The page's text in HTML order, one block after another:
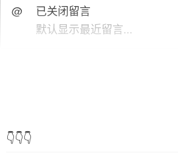
@
已关闭留言
默认显示最近留言...
哎呦，这人生啊，就像是个大游戏
道跟我斗嘴，也不看看谁才是家中
👇👇👇